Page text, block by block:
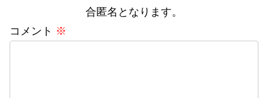
合匿名となります。
コメント ※